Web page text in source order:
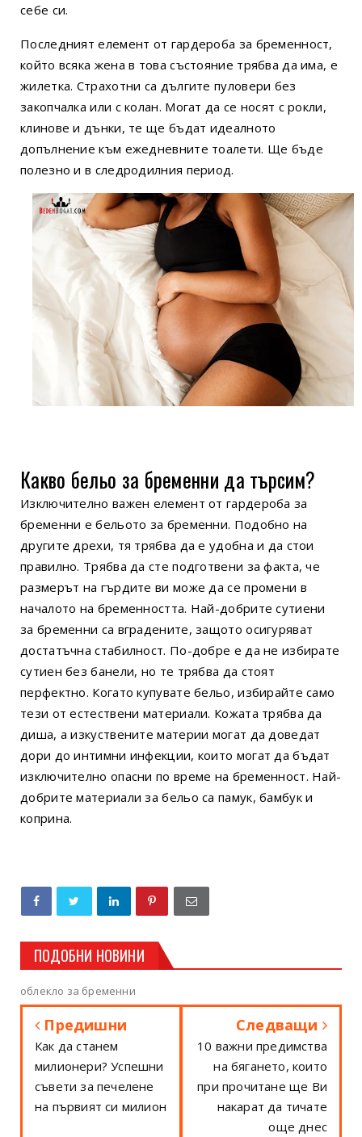
себе си.
Последният елемент от гардероба за бременност,
който всяка жена в това състояние трябва да има, е
жилетка. Страхотни са дългите пуловери без
закопчалка или с колан. Могат да се носят с рокли,
клинове и дънки, те ще бъдат идеалното
допълнение към ежедневните тоалети. Ще бъде
полезно и в следродилния период.
Какво бельо за бременни да търсим?
Изключително важен елемент от гардероба за
бременни е бельото за бременни. Подобно на
другите дрехи, тя трябва да е удобна и да стои
правилно. Трябва да сте подготвени за факта, че
размерът на гърдите ви може да се промени в
началото на бременността. Най-добрите сутиени
за бременни са вградените, защото осигуряват
достатъчна стабилност. По-добре е да не избирате
сутиен без банели, но те трябва да стоят
перфектно. Когато купувате бельо, избирайте само
тези от естествени материали. Кожата трябва да
диша, а изкуствените материи могат да доведат
дори до интимни инфекции, които могат да бъдат
изключително опасни по време на бременност. Най-
добрите материали за бельо са памук, бамбук и
коприна.
ПОДОБНИ НОВИНИ
облекло за бременни
Предишни
Как да станем
милионери? Успешни
съвети за печелене
на първият си милион
Следващи
10 важни предимства
на бягането, които
при прочитане ще Ви
накарат да тичате
още днес